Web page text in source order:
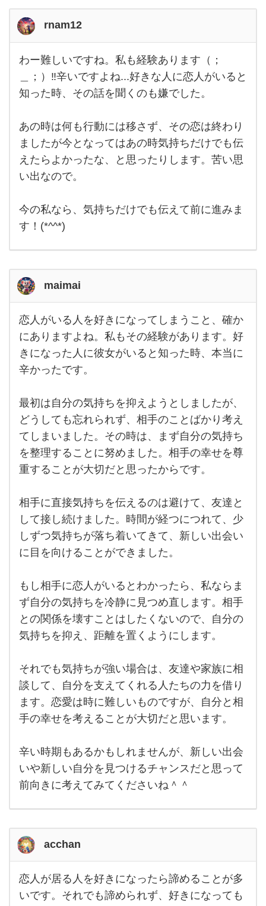
rnam12
わー難
しいで
すね。
私も経
（；
＿；）‼︎
辛いで
す
わー難しいですね。私も経験あります（；
＿；）‼︎辛いですよね...好きな人に恋人がいると
知った時、その話を聞くのも嫌でした。
あの時は何も行動には移さず、その恋は終わり
ましたが今となってはあの時気持ちだけでも伝
えたらよかったな、と思ったりします。苦い思
い出なので。
今の私なら、気持ちだけでも伝えて前に進みま
す！(*^^*)
maimai
恋人
がい
る人
を好
きに
なっ
こ
と、
確か
にあ
りま
すよ
ね。
私も
その
恋人がいる人を好きになってしまうこと、確か
にありますよね。私もその経験があります。好
きになった人に彼女がいると知った時、本当に
辛かったです。
最初は自分の気持ちを抑えようとしましたが、
どうしても忘れられず、相手のことばかり考え
てしまいました。その時は、まず自分の気持ち
を整理することに努めました。相手の幸せを尊
重することが大切だと思ったからです。
相手に直接気持ちを伝えるのは避けて、友達と
して接し続けました。時間が経つにつれて、少
しずつ気持ちが落ち着いてきて、新しい出会い
に目を向けることができました。
もし相手に恋人がいるとわかったら、私ならま
ず自分の気持ちを冷静に見つめ直します。相手
との関係を壊すことはしたくないので、自分の
気持ちを抑え、距離を置くようにします。
それでも気持ちが強い場合は、友達や家族に相
談して、自分を支えてくれる人たちの力を借り
ます。恋愛は時に難しいものですが、自分と相
手の幸せを考えることが大切だと思います。
辛い時期もあるかもしれませんが、新しい出会
いや新しい自分を見つけるチャンスだと思って
前向きに考えてみてくださいね＾＾
acchan
恋人
が居
る人
恋人が居る人を好きになったら諦めることが多
いです。それでも諦められず、好きになっても